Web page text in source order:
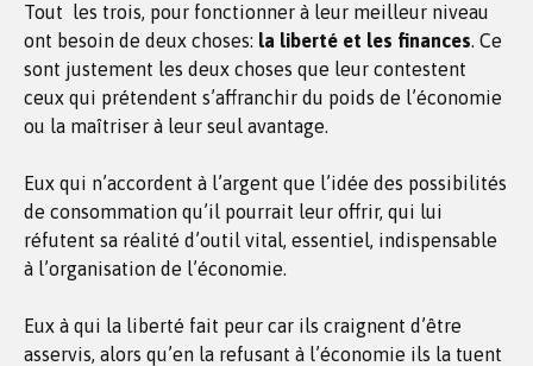
Tout les trois, pour fonctionner à leur meilleur niveau
ont besoin de deux choses: la liberté et les finances. Ce
sont justement les deux choses que leur contestent
ceux qui prétendent s’affranchir du poids de l’économie
ou la maîtriser à leur seul avantage.
Eux qui n’accordent à l’argent que l’idée des possibilités
de consommation qu’il pourrait leur offrir, qui lui
réfutent sa réalité d’outil vital, essentiel, indispensable
à l’organisation de l’économie.
Eux à qui la liberté fait peur car ils craignent d’être
asservis, alors qu’en la refusant à l’économie ils la tuent